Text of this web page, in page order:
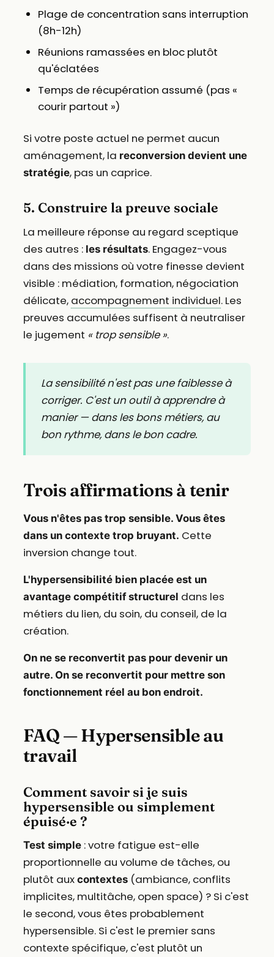
Plage de concentration sans interruption
(8h-12h)
Réunions ramassées en bloc plutôt
qu'éclatées
Temps de récupération assumé (pas «
courir partout »)
Si votre poste actuel ne permet aucun
aménagement, la reconversion devient une
stratégie, pas un caprice.
5. Construire la preuve sociale
La meilleure réponse au regard sceptique
des autres : les résultats. Engagez-vous
dans des missions où votre finesse devient
visible : médiation, formation, négociation
délicate, accompagnement individuel. Les
preuves accumulées suffisent à neutraliser
le jugement « trop sensible ».
La sensibilité n'est pas une faiblesse à
corriger. C'est un outil à apprendre à
manier — dans les bons métiers, au
bon rythme, dans le bon cadre.
Trois affirmations à tenir
Vous n'êtes pas trop sensible. Vous êtes
dans un contexte trop bruyant. Cette
inversion change tout.
L'hypersensibilité bien placée est un
avantage compétitif structurel dans les
métiers du lien, du soin, du conseil, de la
création.
On ne se reconvertit pas pour devenir un
autre. On se reconvertit pour mettre son
fonctionnement réel au bon endroit.
FAQ — Hypersensible au
travail
Comment savoir si je suis
hypersensible ou simplement
épuisé·e ?
Test simple: votre fatigue est-elle
proportionnelle au volume de tâches, ou
plutôt aux contextes(ambiance, conflits
implicites, multitâche, open space) ? Si c'est
le second, vous êtes probablement
hypersensible. Si c'est le premier sans
contexte spécifique, c'est plutôt un